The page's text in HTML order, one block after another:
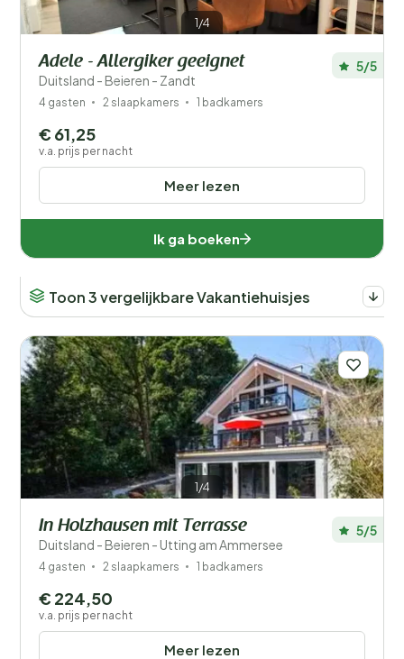
1/4
Adele - Allergiker geeignet
Duitsland - Beieren - Zandt
5/5
4 gasten 2 slaapkamers 1 badkamers
Meer lezen
€ 61,25
v.a. prijs per nacht
Ik ga boeken
Toon 3 vergelijkbare Vakantiehuisjes
1/4
In Holzhausen mit Terrasse
Duitsland - Beieren - Utting am Ammersee
5/5
4 gasten 2 slaapkamers 1 badkamers
Meer lezen
€ 224,50
v.a. prijs per nacht